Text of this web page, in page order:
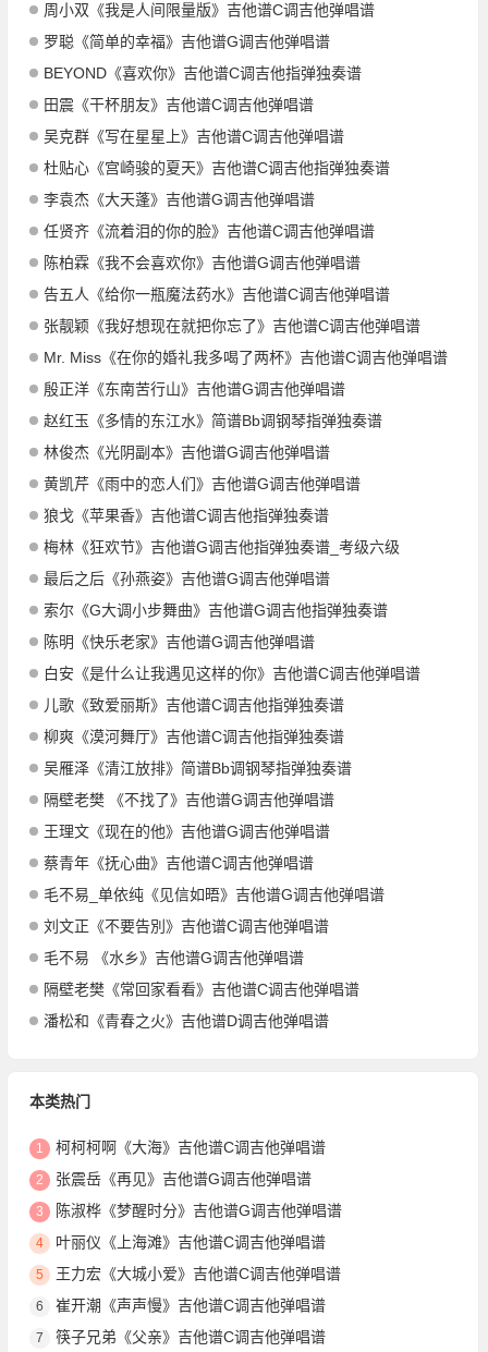
周小双《我是人间限量版》吉他谱C调吉他弹唱谱
罗聪《简单的幸福》吉他谱G调吉他弹唱谱
BEYOND《喜欢你》吉他谱C调吉他指弹独奏谱
田震《干杯朋友》吉他谱C调吉他弹唱谱
吴克群《写在星星上》吉他谱C调吉他弹唱谱
杜贴心《宫崎骏的夏天》吉他谱C调吉他指弹独奏谱
李袁杰《大天蓬》吉他谱G调吉他弹唱谱
任贤齐《流着泪的你的脸》吉他谱C调吉他弹唱谱
陈柏霖《我不会喜欢你》吉他谱G调吉他弹唱谱
告五人《给你一瓶魔法药水》吉他谱C调吉他弹唱谱
张靓颖《我好想现在就把你忘了》吉他谱C调吉他弹唱谱
Mr. Miss《在你的婚礼我多喝了两杯》吉他谱C调吉他弹唱谱
殷正洋《东南苦行山》吉他谱G调吉他弹唱谱
赵红玉《多情的东江水》简谱Bb调钢琴指弹独奏谱
林俊杰《光阴副本》吉他谱G调吉他弹唱谱
黄凯芹《雨中的恋人们》吉他谱G调吉他弹唱谱
狼戈《苹果香》吉他谱C调吉他指弹独奏谱
梅林《狂欢节》吉他谱G调吉他指弹独奏谱_考级六级
最后之后《孙燕姿》吉他谱G调吉他弹唱谱
索尔《G大调小步舞曲》吉他谱G调吉他指弹独奏谱
陈明《快乐老家》吉他谱G调吉他弹唱谱
白安《是什么让我遇见这样的你》吉他谱C调吉他弹唱谱
儿歌《致爱丽斯》吉他谱C调吉他指弹独奏谱
柳爽《漠河舞厅》吉他谱C调吉他指弹独奏谱
吴雁泽《清江放排》简谱Bb调钢琴指弹独奏谱
隔壁老樊 《不找了》吉他谱G调吉他弹唱谱
王理文《现在的他》吉他谱G调吉他弹唱谱
蔡青年《抚心曲》吉他谱C调吉他弹唱谱
毛不易_单依纯《见信如晤》吉他谱G调吉他弹唱谱
刘文正《不要告別》吉他谱C调吉他弹唱谱
毛不易 《水乡》吉他谱G调吉他弹唱谱
隔壁老樊《常回家看看》吉他谱C调吉他弹唱谱
潘松和《青春之火》吉他谱D调吉他弹唱谱
本类热门
1 柯柯柯啊《大海》吉他谱C调吉他弹唱谱
2 张震岳《再见》吉他谱G调吉他弹唱谱
3 陈淑桦《梦醒时分》吉他谱G调吉他弹唱谱
4 叶丽仪《上海滩》吉他谱C调吉他弹唱谱
5 王力宏《大城小爱》吉他谱C调吉他弹唱谱
6 崔开潮《声声慢》吉他谱C调吉他弹唱谱
7 筷子兄弟《父亲》吉他谱C调吉他弹唱谱